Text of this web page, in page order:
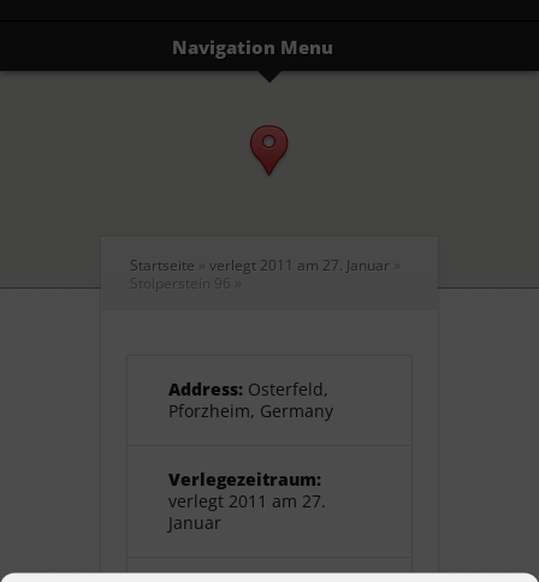
Navigation Menu
Startseite » verlegt 2011 am 27. Januar »
Stolperstein 96 »
Address: Osterfeld,
Pforzheim, Germany
Verlegezeitraum:
verlegt 2011 am 27.
Januar